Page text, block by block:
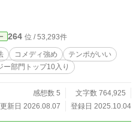
し……ん？ あれ？ 脇役目指してるの
門にて6位になりました。ありがと
ムでも公開しております →https://kak
264 位 / 53,293件
コメディ強め
テンポがいい
ー部門トップ10入り
感想数 5
文字数 764,925
新日 2026.08.07
登録日 2025.10.04